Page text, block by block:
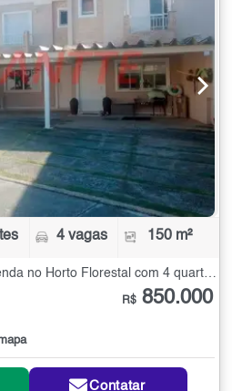
4 vagas 150 m²
R$ 850.000
Contatar